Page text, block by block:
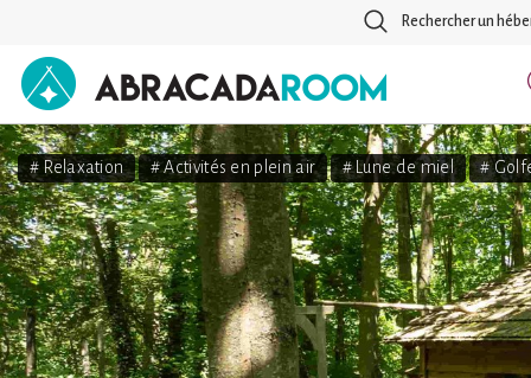
Rechercher un
AbracadaRoom
# Relaxation # Activités en plein air # Lune de miel #